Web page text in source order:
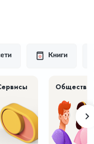
Книги
Общество